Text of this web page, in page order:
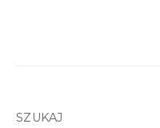
SZUKAJ